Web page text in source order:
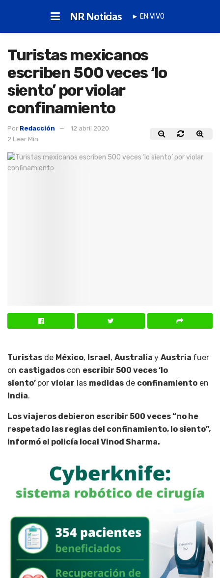
NR Noticias ► EN VIVO
Turistas mexicanos
escriben 500 veces ‘lo
siento’ por violar
confinamiento
Por Redacción
12 abril 2020
2 Leer Min
Turistas de México, Israel , Australia y Austria fuer
on castigados con escribir 500 veces ‘lo
siento’ por violar las medidas de confinamiento en
India.
Los viajeros debieron escribir 500 veces “no he
respetado las reglas del confinamiento, lo siento”,
informó el policía local Vinod Sharma.